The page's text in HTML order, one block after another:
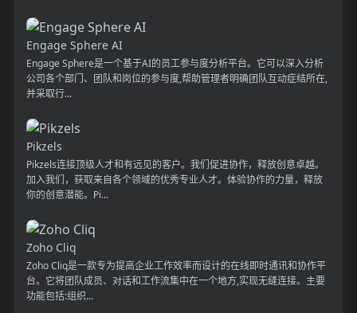
Engage Sphere AI
Engage Sphere是一个基于AI的员工参与度分析平台。它可以深入分析
公司各个部门、团队和岗位的参与度,帮助管理者明确团队互动症结所在,
并采取行...
Pikzels
Pikzels连接顶级人才和有远见的客户。我们促进协作，释放创意卓越。
加入我们，获取来自各个领域的优秀专业人才。体验协作的力量，释放
你的创意潜能。Pi...
Zoho Cliq
Zoho Cliq是一款专为提高企业工作效率而设计的在线即时通讯和协作平
台。它将团队成员、对话和工作流集中在一个地方,实现无缝连接。主要
功能包括:组织...